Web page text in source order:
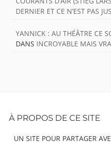
DERNIER ET CE N’EST PAS
YANNICK : AU THÉÂTRE CE
DANS INCROYABLE MAIS
Content
À PROPOS DE CE SITE
UN SITE POUR PARTAGER